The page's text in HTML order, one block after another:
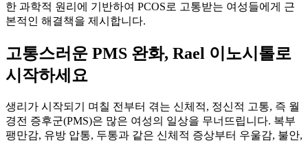
한 과학적 원리에 기반하여 PCOS로 고통받는 여성들에게 근
본적인 해결책을 제시합니다.
고통스러운 PMS 완화, Rael 이노시톨로
시작하세요
생리가 시작되기 며칠 전부터 겪는 신체적, 정신적 고통, 즉 월
경전 증후군(PMS)은 많은 여성의 일상을 무너뜨립니다. 복부
팽만감, 유방 압통, 두통과 같은 신체적 증상부터 우울감, 불안,